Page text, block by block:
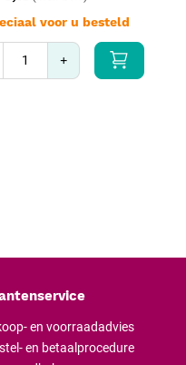
voor u besteld
+
en voorraadadvies
en betaalprocedure